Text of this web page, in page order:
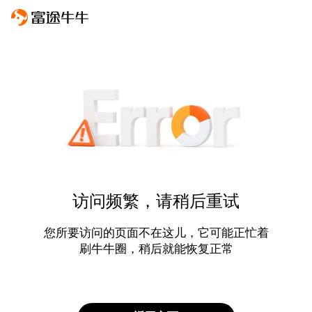
访问频繁，请稍后重试
您所要访问的页面不在这儿，它可能正忙着
刷牛牛圈，稍后就能恢复正常